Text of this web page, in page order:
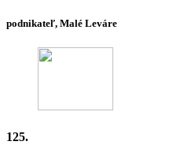
podnikateľ, Malé Leváre
125.